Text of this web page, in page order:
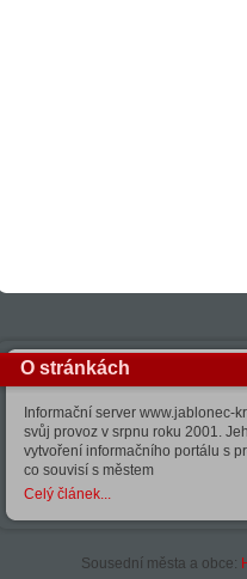
O stránkách
Informační server www.jablonec-
svůj provoz v srpnu roku 2001.
vytvoření informačního portálu s
co souvisí s městem
Celý článek...
Sousední města a obce: